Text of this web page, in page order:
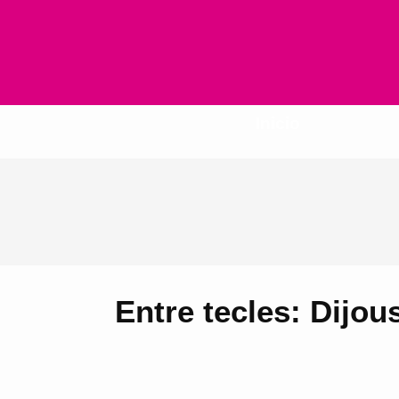
Entre tecles: